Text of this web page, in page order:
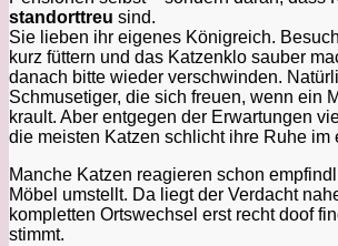
standorttreu sind.
Sie lieben ihr eigenes Königreich.
kurz füttern und das Katzenklo sauber
danach bitte wieder verschwinden.
Schmusetiger, die sich freuen, wenn ein
krault. Aber entgegen der Erwartungen
die meisten Katzen schlicht ihre Ruhe im
Manche Katzen reagieren schon
Möbel umstellt. Da liegt der Verdacht
kompletten Ortswechsel erst recht doof
stimmt.